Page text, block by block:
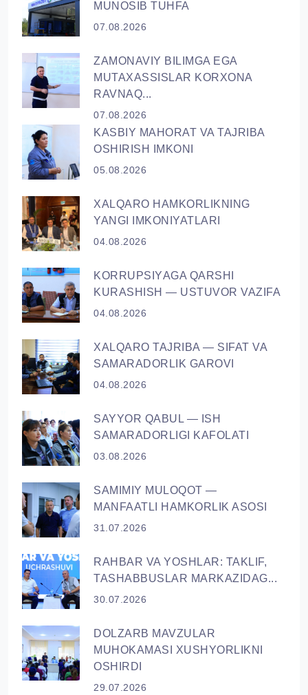
MUNOSIB TUHFA
07.08.2026
ZAMONAVIY BILIMGA EGA
MUTAXASSISLAR KORXONA
RAVNAQ...
07.08.2026
KASBIY MAHORAT VA TAJRIBA
OSHIRISH IMKONI
05.08.2026
XALQARO HAMKORLIKNING
YANGI IMKONIYATLARI
04.08.2026
KORRUPSIYАGA QARSHI
KURASHISH — USTUVOR VAZIFA
04.08.2026
XALQARO TAJRIBA — SIFAT VA
SAMARADORLIK GAROVI
04.08.2026
SAYYOR QАBUL — ISH
SAMARADORLIGI KAFOLATI
03.08.2026
SAMIMIY MULOQOT —
MANFAATLI HAMKORLIK ASOSI
31.07.2026
RAHBAR VA YОSHLAR: TAKLIF,
TASHABBUSLAR MARKAZIDAG...
30.07.2026
DOLZARB MAVZULAR
MUHOKAMASI XUSHYORLIKNI
OSHIRDI
29.07.2026